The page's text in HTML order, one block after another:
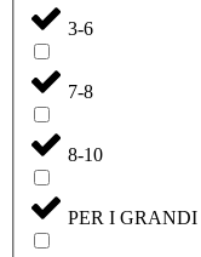
3-6
7-8
8-10
PER I GRANDI